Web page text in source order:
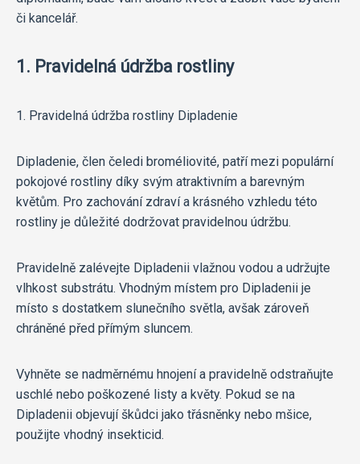
či kancelář.
1. Pravidelná údržba rostliny
1. Pravidelná údržba rostliny Dipladenie
Dipladenie, člen čeledi broméliovité, patří mezi populární
pokojové rostliny díky svým atraktivním a barevným
květům. Pro zachování zdraví a krásného vzhledu této
rostliny je důležité dodržovat pravidelnou údržbu.
Pravidelně zalévejte Dipladenii vlažnou vodou a udržujte
vlhkost substrátu. Vhodným místem pro Dipladenii je
místo s dostatkem slunečního světla, avšak zároveň
chráněné před přímým sluncem.
Vyhněte se nadměrnému hnojení a pravidelně odstraňujte
uschlé nebo poškozené listy a květy. Pokud se na
Dipladenii objevují škůdci jako třásněnky nebo mšice,
použijte vhodný insekticid.